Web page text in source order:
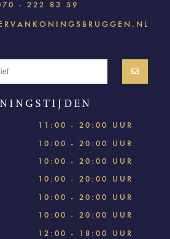
- 222 83 59
11:00 - 20:00 UUR
10:00 - 20:00 UUR
10:00 - 20:00 UUR
10:00 - 20:00 UUR
10:00 - 20:00 UUR
10:00 - 20:00 UUR
12:00 - 18:00 UUR